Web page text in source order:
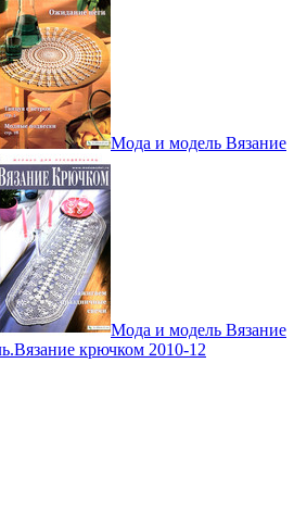
Мода и модель Вязание
Мода и модель Вязание
крючком 2010-12